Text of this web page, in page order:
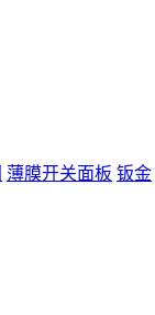
薄膜开关面板 钣金